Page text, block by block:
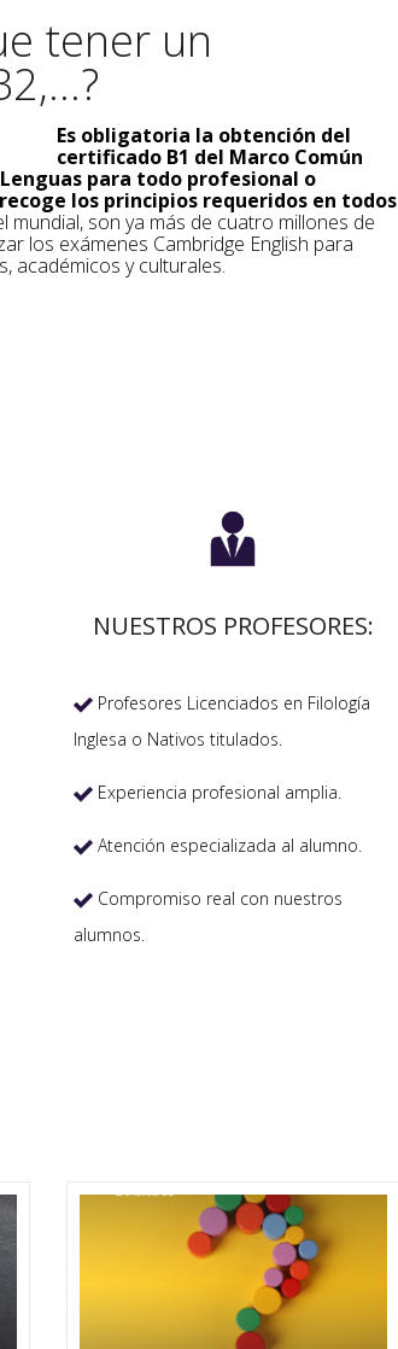
tener un
Es obligatoria la obtención del
certificado B1 del Marco Común
para todo profesional o
los principios requeridos en todos
mundial, son ya más de cuatro millones de
los exámenes Cambridge English para
académicos y culturales.

NUESTROS PROFESORES:
Profesores Licenciados en Filología
Inglesa o Nativos titulados.
Experiencia profesional amplia.
Atención especializada al alumno.
Compromiso real con nuestros
alumnos.